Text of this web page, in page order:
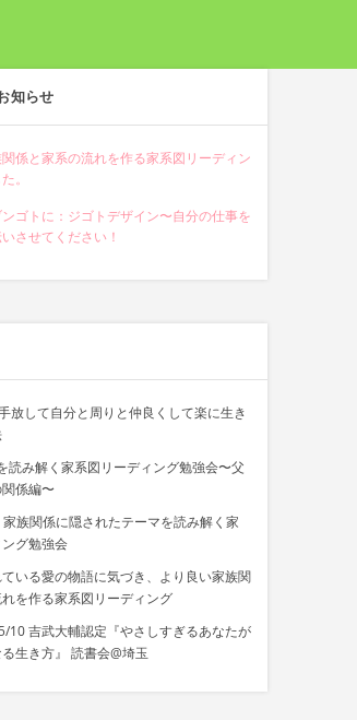
知らせ
係と家系の流れを作る家系図リーディン
。
ゴトに：ジゴトデザイン〜自分の仕事を
させてください！
放して自分と周りと仲良くして楽に生き
読み解く家系図リーディング勉強会〜父
係編〜
族関係に隠されたテーマを読み解く家
グ勉強会
いる愛の物語に気づき、より良い家族関
を作る家系図リーディング
10 吉武大輔認定『やさしすぎるあなたが
生き方』 読書会@埼玉